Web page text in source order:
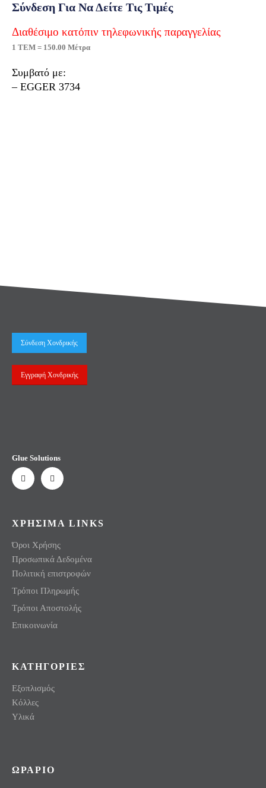
Σύνδεση Για Να Δείτε Τις Τιμές
Διαθέσιμο κατόπιν τηλεφωνικής παραγγελίας
1 ΤΕΜ = 150.00 Μέτρα
Συμβατό με:
– EGGER 3734
Σύνδεση Χονδρικής
Εγγραφή Χονδρικής
Glue Solutions
ΧΡΗΣΙΜΑ LINKS
Όροι Χρήσης
Προσωπικά Δεδομένα
Πολιτική επιστροφών
Τρόποι Πληρωμής
Τρόποι Αποστολής
Επικοινωνία
ΚΑΤΗΓΟΡΙΕΣ
Εξοπλισμός
Κόλλες
Υλικά
ΩΡΑΡΙΟ